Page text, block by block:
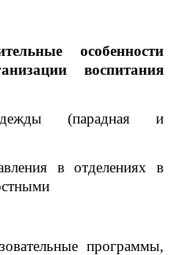
особенности
воспитания
(парадная и
в отделениях в
программы,